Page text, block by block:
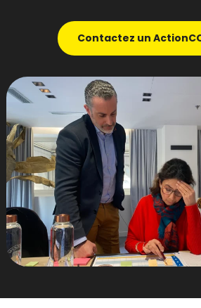
Contactez un